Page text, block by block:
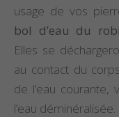
usage de vos
bol d’eau du
Elles se
au contact du
de l’eau courante,
l’eau déminéralisée.